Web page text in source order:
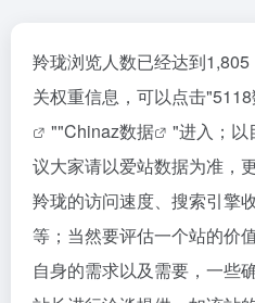
羚珑浏览人数已经达到
关权重信息，可以点击"
""Chinaz数据
"进入；以
议大家请以爱站数据为准，
羚珑的访问速度、搜索引擎
等；当然要评估一个站的价
自身的需求以及需要，一些